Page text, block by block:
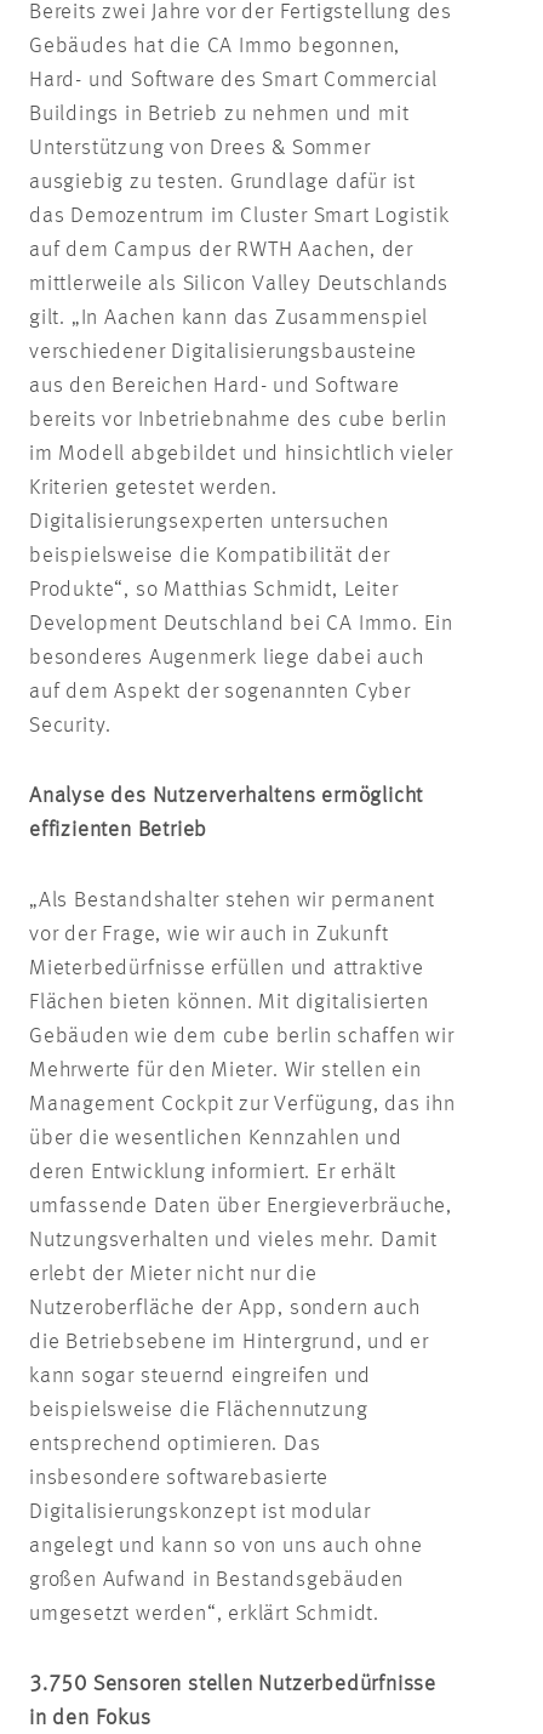
Bereits zwei Jahre vor der Fertigstellung des
Gebäudes hat die CA Immo begonnen,
Hard- und Software des Smart Commercial
Buildings in Betrieb zu nehmen und mit
Unterstützung von Drees & Sommer
ausgiebig zu testen. Grundlage dafür ist
das Demozentrum im Cluster Smart Logistik
auf dem Campus der RWTH Aachen, der
mittlerweile als Silicon Valley Deutschlands
gilt. „In Aachen kann das Zusammenspiel
verschiedener Digitalisierungsbausteine
aus den Bereichen Hard- und Software
bereits vor Inbetriebnahme des cube berlin
im Modell abgebildet und hinsichtlich vieler
Kriterien getestet werden.
Digitalisierungsexperten untersuchen
beispielsweise die Kompatibilität der
Produkte“, so Matthias Schmidt, Leiter
Development Deutschland bei CA Immo. Ein
besonderes Augenmerk liege dabei auch
auf dem Aspekt der sogenannten Cyber
Security.
Analyse des Nutzerverhaltens ermöglicht
effizienten Betrieb
„Als Bestandshalter stehen wir permanent
vor der Frage, wie wir auch in Zukunft
Mieterbedürfnisse erfüllen und attraktive
Flächen bieten können. Mit digitalisierten
Gebäuden wie dem cube berlin schaffen wir
Mehrwerte für den Mieter. Wir stellen ein
Management Cockpit zur Verfügung, das ihn
über die wesentlichen Kennzahlen und
deren Entwicklung informiert. Er erhält
umfassende Daten über Energieverbräuche,
Nutzungsverhalten und vieles mehr. Damit
erlebt der Mieter nicht nur die
Nutzeroberfläche der App, sondern auch
die Betriebsebene im Hintergrund, und er
kann sogar steuernd eingreifen und
beispielsweise die Flächennutzung
entsprechend optimieren. Das
insbesondere softwarebasierte
Digitalisierungskonzept ist modular
angelegt und kann so von uns auch ohne
großen Aufwand in Bestandsgebäuden
umgesetzt werden“, erklärt Schmidt.
3.750 Sensoren stellen Nutzerbedürfnisse
in den Fokus